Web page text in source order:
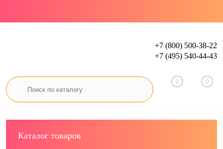
Регистрация
+7 (800) 500-38-22
+7 (495) 540-44-43
0 0
Каталог товаров